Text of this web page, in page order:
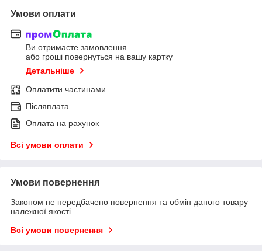
Умови оплати
Ви отримаєте замовлення
або гроші повернуться на вашу картку
Детальніше
Оплатити частинами
Післяплата
Оплата на рахунок
Всі умови оплати
Умови повернення
Законом не передбачено повернення та обмін даного товару
належної якості
Всі умови повернення